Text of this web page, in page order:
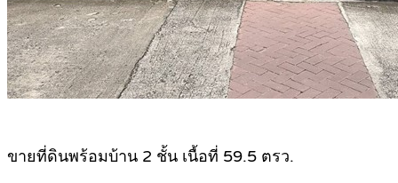
ขายที่ดินพร้อมบ้าน 2 ชั้น เนื้อที่ 59.5 ตรว.